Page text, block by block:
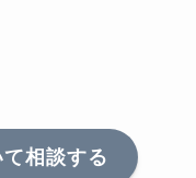
相談する